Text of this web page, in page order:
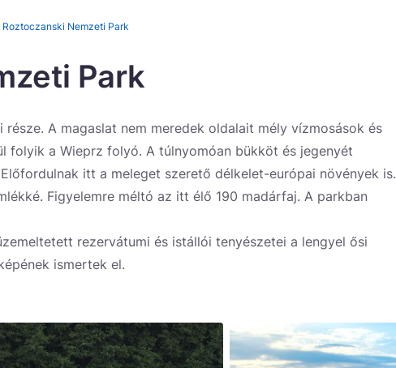
Roztoczanski Nemzeti Park
Park
A magaslat nem meredek oldalait mély vízmosások és
folyik a Wieprz folyó. A túlnyomóan bükköt és jegenyét
itt a meleget szerető délkelet-európai növények is.
Figyelemre méltó az itt élő 190 madárfaj. A parkban
rezervátumi és istállói tenyészetei a lengyel ősi
ismertek el.